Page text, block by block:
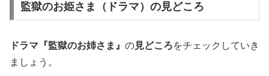
監獄のお姫さま（ドラマ）の見どころ
ドラマ『監獄のお姉さま』 の見どころをチェックしていき
ましょう。